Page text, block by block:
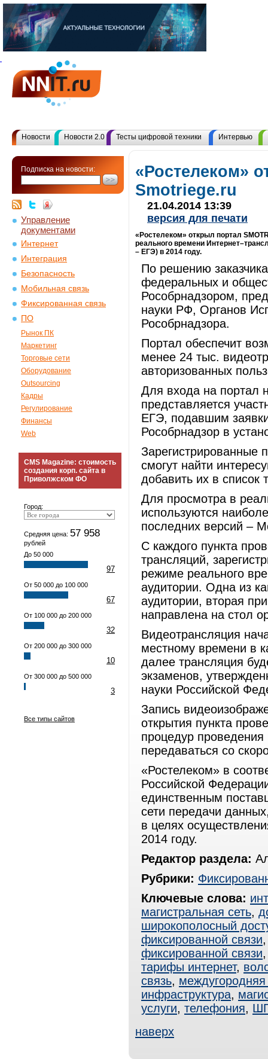
Новости Новости 2.0 Тесты цифровой техники Интервью
Подписка на новости:
Управление
документами
Интернет
Интеграция
Безопасность
Мобильная связь
Фиксированная связь
ПО
Рынок ПК
Маркетинг
Торговые сети
Оборудование
Outsourcing
Кадры
Регулирование
Финансы
Web
CMS Magazine: стоимость
создания корп. сайта в
Приволжском ФО
Город:
Средняя цена: 57 958
рублей
До 50 000
97
От 50 000 до 100 000
67
От 100 000 до 200 000
32
От 200 000 до 300 000
10
От 300 000 до 500 000
3
Все типы сайтов
«Ростелеком»
Smotriege.ru
21.04.2014 13:39
версия для печати
«Ростелеком» открыл портал
реального времени
– ЕГЭ) в 2014 году.
По решению
федеральных и
Рособрнадзором,
науки РФ, Органов
Рособрнадзора.
Портал обеспечит
менее 24 тыс.
авторизованных
Для входа на портал
представляется
ЕГЭ, подавшим
Рособрнадзор в
Зарегистрированные
смогут найти
добавить их в список
Для просмотра в
используются
последних версий –
С каждого пункта
трансляций,
режиме реального
аудитории. Одна из
аудитории, вторая
направлена на стол
Видеотрансляция
местному времени в
далее трансляция
экзаменов,
науки Российской
Запись
открытия пункта
процедур
передаваться со
«Ростелеком» в
Российской
единственным
сети передачи
в целях
2014 году.
Редактор раздела:
Рубрики:
Ключевые слова:
магистральная сеть,
широкополосный
фиксированной связи
фиксированной связи
тарифы интернет,
связь, междугородняя
инфраструктура,
услуги, телефония,
наверх